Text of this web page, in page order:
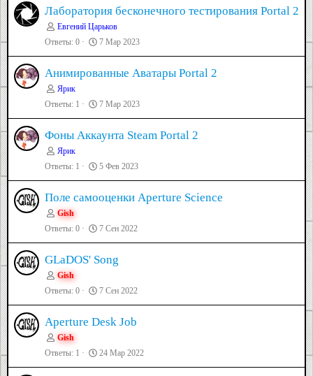
Лаборатория бесконечного тестирования Portal 2
Евгений Царьков
Ответы 0 7 Мар 2023
Анимированные Аватары Portal 2
Ярик
Ответы 1 7 Мар 2023
Фоны Аккаунта Steam Portal 2
Ярик
Ответы 1 5 Фев 2023
Поле самооценки Aperture Science
Gish
Ответы 0 7 Сен 2022
GLaDOS' Song
Gish
Ответы 0 7 Сен 2022
Aperture Desk Job
Gish
Ответы 1 24 Мар 2022